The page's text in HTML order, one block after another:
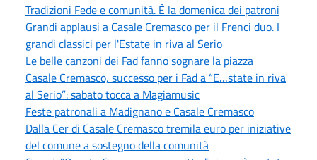
Tradizioni Fede e comunità. È la domenica dei patroni
Grandi applausi a Casale Cremasco per il Frenci duo. I
grandi classici per l'Estate in riva al Serio
Le belle canzoni dei Fad fanno sognare la piazza
Casale Cremasco, successo per i Fad a “E…state in riva
al Serio”: sabato tocca a Magiamusic
Feste patronali a Madignano e Casale Cremasco
Dalla Cer di Casale Cremasco tremila euro per iniziative
del comune a sostegno della comunità